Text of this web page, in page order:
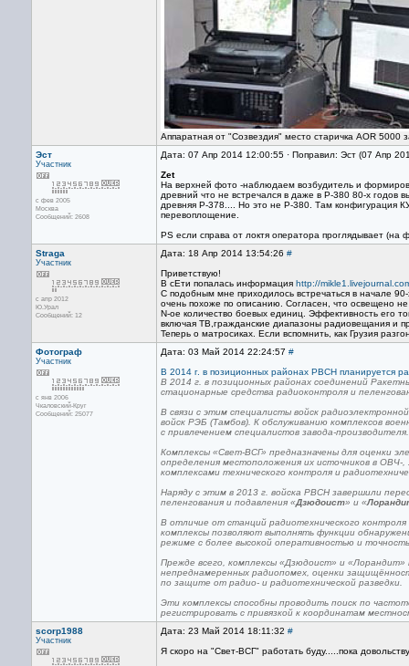
Аппаратная от "Созвездия" место старичка AOR 5000
Эст
Участник
с фев 2005
Москва
Сообщений: 2608
Дата: 07 Апр 2014 12:00:55 · Поправил: Эст (07 Апр
Zet
На верхней фото -наблюдаем возбудитель и
древний что не встречался в даже в Р-380 80-х годов
древняя Р-378.... Но это не Р-380. Там конфигурация
перевоплощение.
PS если справа от локтя оператора проглядывает
Straga
Участник
с апр 2012
Ю.Урал
Сообщений: 12
Дата: 18 Апр 2014 13:54:26 #
Приветствую!
В сЕти попалась информация http://
С подобным мне приходилось встречаться в начале
очень похоже по описанию. Согласен, что освещено
N-ое количество боевых единиц. Эффективность его
включая ТВ,гражданские диапазоны радиовещания и
Теперь о матросиках. Если вспомнить, как Грузия
Фотограф
Участник
с янв 2006
Чкаловский-Круг
Сообщений: 25077
Дата: 03 Май 2014 22:24:57 #
В 2014 г. в позиционных районах РВСН планируется
В 2014 г. в позиционных районах соединений
стационарные средства радиоконтроля и
В связи с этим специалисты войск
войск РЭБ (Тамбов). К обслуживанию комплексов
с привлечением специалистов завода-производителя.
Комплексы «Свет-ВСГ» предназначены для оценки
определения местоположения их источников в
комплексами технического контроля и
Наряду с этим в 2013 г. войска РВСН завершили
пеленгования и подавления «Дзюдоист» и «
В отличие от станций радиотехнического
комплексы позволяют выполнять функции
режиме с более высокой оперативностью и
Прежде всего, комплексы «Дзюдоист» и «Лорандит»
непреднамеренных радиопомех, оценки
по защите от радио- и радиотехнической разведки.
Эти комплексы способны проводить поиск по
регистрировать с привязкой к координатам
scorp1988
Участник
Дата: 23 Май 2014 18:11:32 #
Я скоро на "Свет-ВСГ" работать буду.....пока